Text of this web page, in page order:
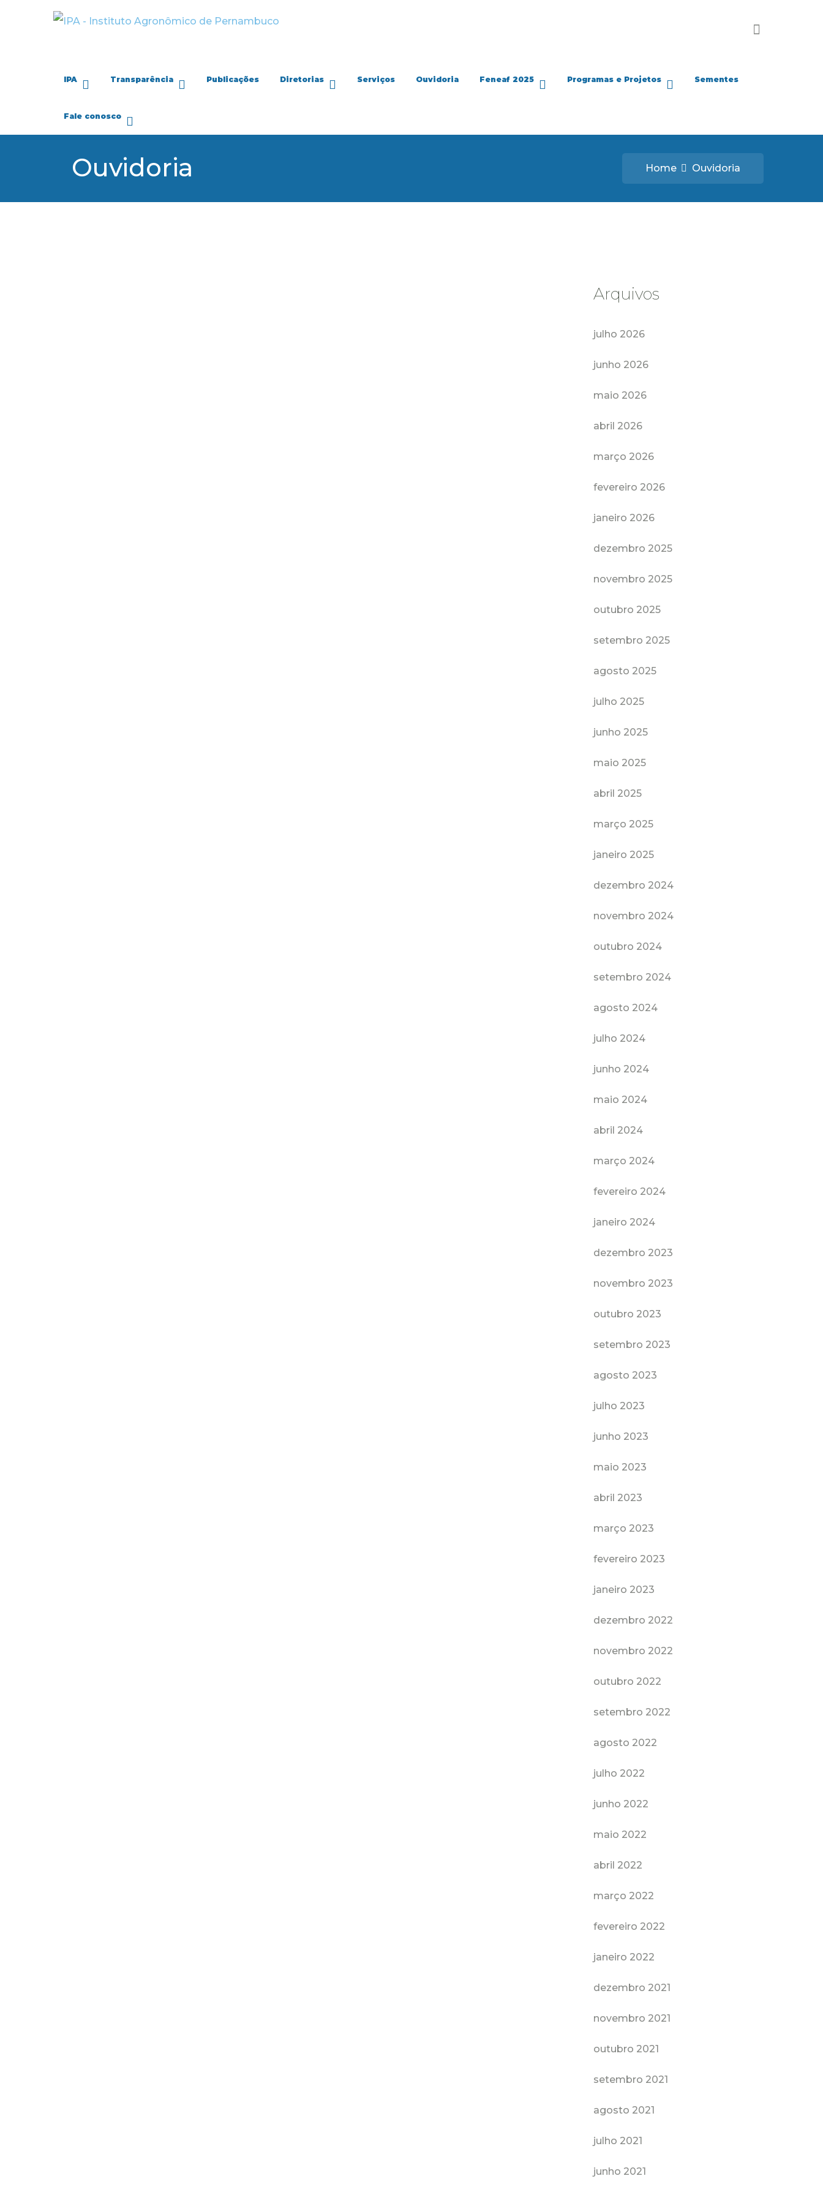
IPA Transparência Publicações Diretorias Serviços Ouvidoria Feneaf 2025 Programas e Projetos Sementes
Fale conosco
Ouvidoria Home Ouvidoria
Arquivos
julho 2026
junho 2026
maio 2026
abril 2026
março 2026
fevereiro 2026
janeiro 2026
dezembro 2025
novembro 2025
outubro 2025
setembro 2025
agosto 2025
julho 2025
junho 2025
maio 2025
abril 2025
março 2025
janeiro 2025
dezembro 2024
novembro 2024
outubro 2024
setembro 2024
agosto 2024
julho 2024
junho 2024
maio 2024
abril 2024
março 2024
fevereiro 2024
janeiro 2024
dezembro 2023
novembro 2023
outubro 2023
setembro 2023
agosto 2023
julho 2023
junho 2023
maio 2023
abril 2023
março 2023
fevereiro 2023
janeiro 2023
dezembro 2022
novembro 2022
outubro 2022
setembro 2022
agosto 2022
julho 2022
junho 2022
maio 2022
abril 2022
março 2022
fevereiro 2022
janeiro 2022
dezembro 2021
novembro 2021
outubro 2021
setembro 2021
agosto 2021
julho 2021
junho 2021